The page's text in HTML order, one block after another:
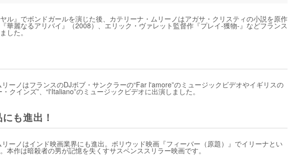
ル』でボンドガールを演じた後、カテリーナ・ムリーノはアガサ・クリスティの小説を原作
華麗なるアリバイ』（2008）、エリック・ヴァレット監督作『プレイ-獲物-』などフランス
した。
ーノはフランスのDJボブ・サンクラーの“Far l'amore”のミュージックビデオやイギリスの
クインズ”、“l'Italiano”のミュージックビデオに出演しました。
も進出！
ーノはインド映画業界にも進出。ボリウッド映画『フィーバー（原題）』でイリーナとい
本作は暗殺者の男が記憶を失くすサスペンススリラー映画です。